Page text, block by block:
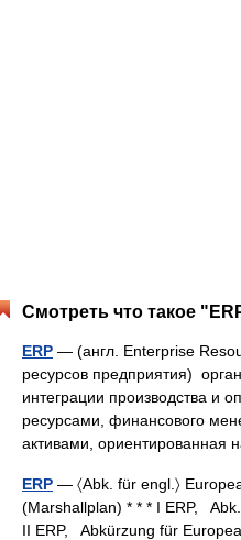
Смотреть что такое
ERP — (англ. Enterprise
ресурсов предприятия)
интеграции производства и
ресурсами, финансового
активами,
ERP — 〈Abk. für engl.〉
(Marshallplan) * * * I ERP,
II ERP, Abkürzung für